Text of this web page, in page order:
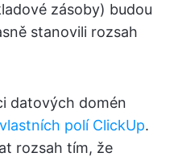
zásoby) budou
stanovili rozsah
datových domén
vlastních polí ClickUp.
rozsah tím, že